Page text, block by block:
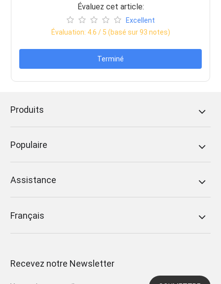
Évaluez cet article:
Excellent
Évaluation: 4.6 / 5 (basé sur93 notes)
Terminé
Produits
Populaire
Assistance
Français
Recevez notre Newsletter